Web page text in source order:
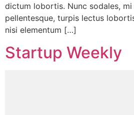
dictum lobortis. Nunc sodales,
pellentesque, turpis lectus
nisi elementum […]
Startup Weekly